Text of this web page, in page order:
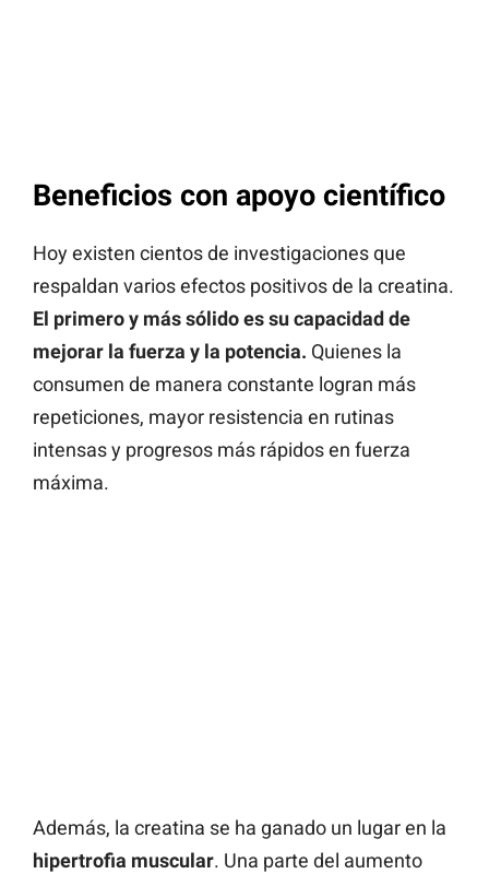
Beneficios con apoyo científico
Hoy existen cientos de investigaciones que
respaldan varios efectos positivos de la creatina.
El primero y más sólido es su capacidad de
mejorar la fuerza y la potencia. Quienes la
consumen de manera constante logran más
repeticiones, mayor resistencia en rutinas
intensas y progresos más rápidos en fuerza
máxima.
Además, la creatina se ha ganado un lugar en la
hipertrofia muscular. Una parte del aumento